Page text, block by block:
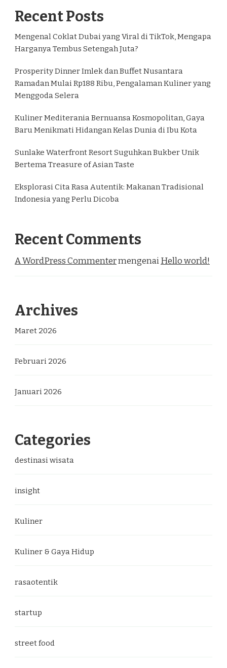
Recent Posts
Mengenal Coklat Dubai yang Viral di TikTok, Mengapa
Harganya Tembus Setengah Juta?
Prosperity Dinner Imlek dan Buffet Nusantara
Ramadan Mulai Rp188 Ribu, Pengalaman Kuliner yang
Menggoda Selera
Kuliner Mediterania Bernuansa Kosmopolitan, Gaya
Baru Menikmati Hidangan Kelas Dunia di Ibu Kota
Sunlake Waterfront Resort Suguhkan Bukber Unik
Bertema Treasure of Asian Taste
Eksplorasi Cita Rasa Autentik: Makanan Tradisional
Indonesia yang Perlu Dicoba
Recent Comments
A WordPress CommentermengenaiHello world!
Archives
Maret 2026
Februari 2026
Januari 2026
Categories
destinasi wisata
insight
Kuliner
Kuliner & Gaya Hidup
rasaotentik
startup
street food